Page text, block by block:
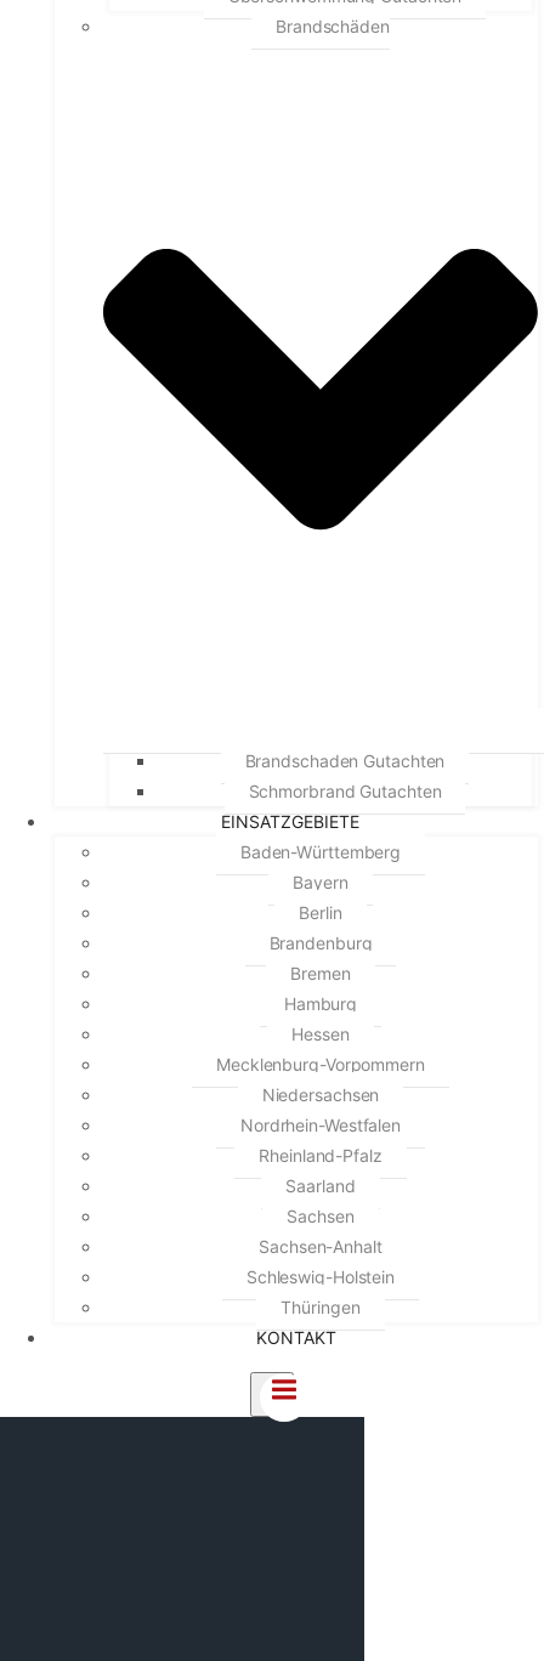
Brandschäden
Brandschaden Gutachten
Schmorbrand Gutachten
EINSATZGEBIETE
Baden-Württemberg
Bayern
Berlin
Brandenburg
Bremen
Hamburg
Hessen
Mecklenburg-Vorpommern
Niedersachsen
Nordrhein-Westfalen
Rheinland-Pfalz
Saarland
Sachsen
Sachsen-Anhalt
Schleswig-Holstein
Thüringen
KONTAKT